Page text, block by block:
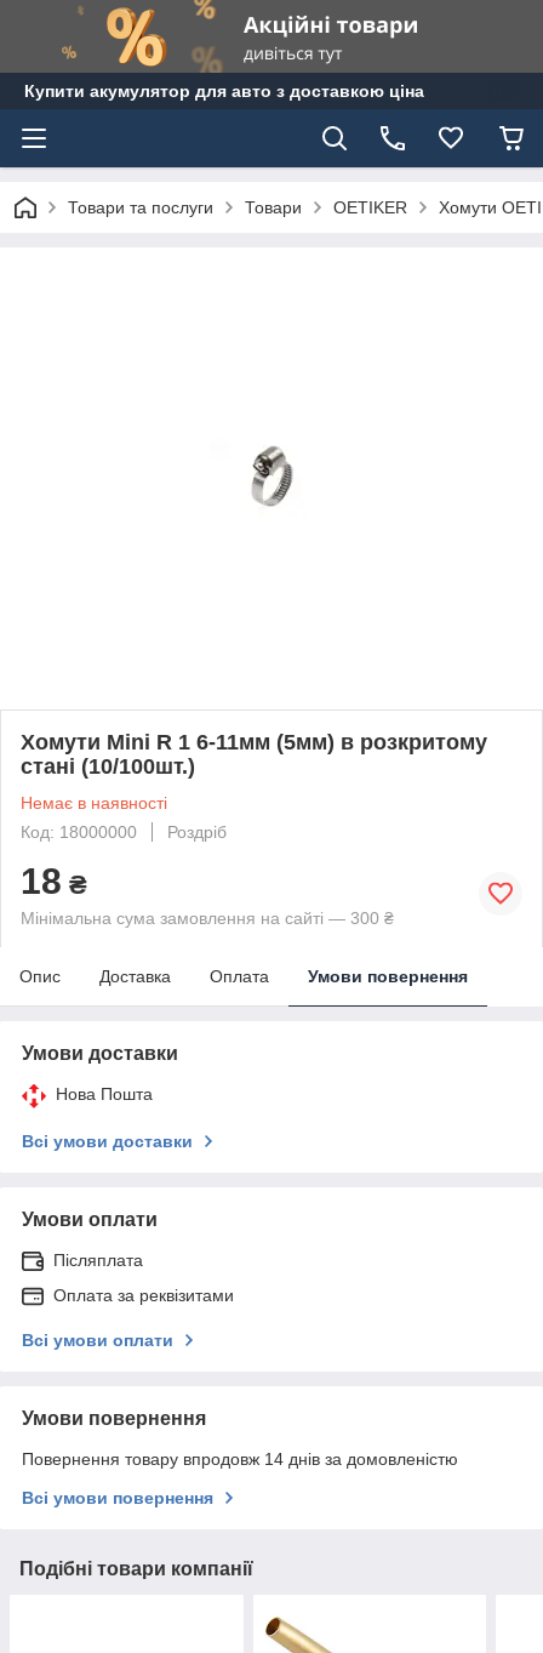
Купити акумулятор для авто з доставкою ціна
Товари та послуги Товари OETIKER Хомути
Хомути Mini R 1 6-11мм (5мм) в розкритому
стані (10/100шт.)
Немає в наявності
Код: 18000000
Роздріб
18 ₴
Мінімальна сума замовлення на сайті — 300 ₴
Опис Доставка Оплата Умови повернення
Умови доставки
Нова Пошта
Всі умови доставки
Умови оплати
Післяплата
Оплата за реквізитами
Всі умови оплати
Умови повернення
Повернення товару впродовж 14 днів за домовленістю
Всі умови повернення
Подібні товари компанії